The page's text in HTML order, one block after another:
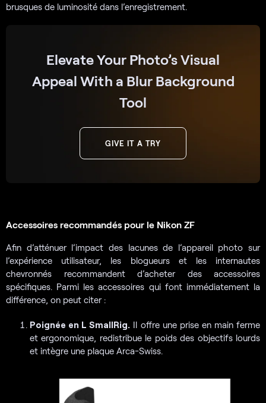
brusques de luminosité dans l’enregistrement.
Elevate Your Photo’s Visual
Appeal With a Blur Background
Tool
GIVE IT A TRY
Accessoires recommandés pour le Nikon ZF
Afin d’atténuer l’impact des lacunes de l’appareil photo sur
l’expérience utilisateur, les blogueurs et les internautes
chevronnés recommandent d’acheter des accessoires
spécifiques. Parmi les accessoires qui font immédiatement la
différence, on peut citer :
Poignée en L SmallRig. Il offre une prise en main ferme
et ergonomique, redistribue le poids des objectifs lourds
et intègre une plaque Arca-Swiss.